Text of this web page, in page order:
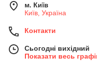
м. Київ
Київ, Україна
Контакти
Сьогодні вихідний
Показати весь